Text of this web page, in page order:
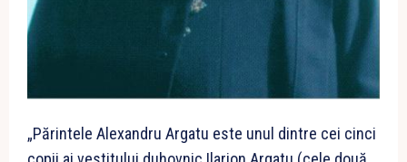
„Părintele Alexandru Argatu este unul dintre cei cinci